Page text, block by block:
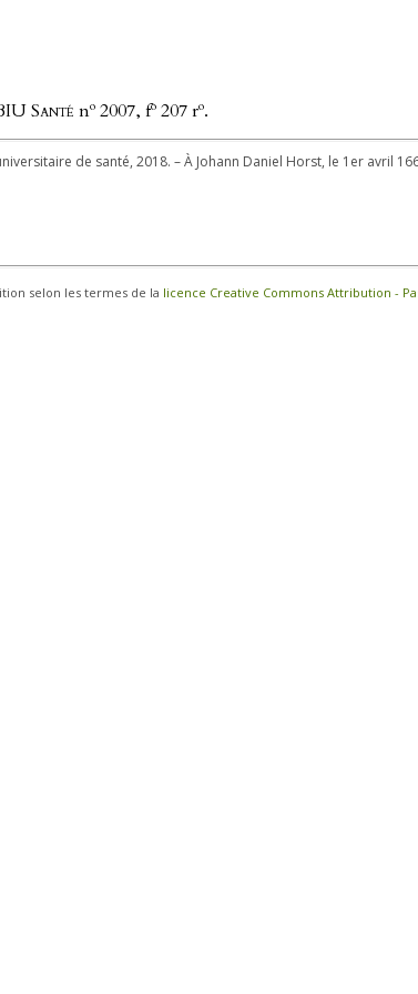
Santé no 2007, fo 207 ro.
de santé, 2018. – À Johann Daniel Horst, le 1er avril
selon les termes de la licence Creative Commons Attribution -